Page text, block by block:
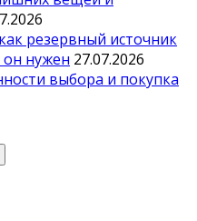
резервный источник
он нужен 27.07.2026
выбора и покупка